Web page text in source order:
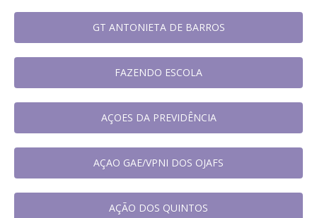
GT ANTONIETA DE BARROS
FAZENDO ESCOLA
AÇOES DA PREVIDÊNCIA
AÇAO GAE/VPNI DOS OJAFS
AÇÃO DOS QUINTOS